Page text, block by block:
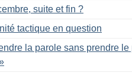
suite et fin ?
tactique en question
la parole sans prendre